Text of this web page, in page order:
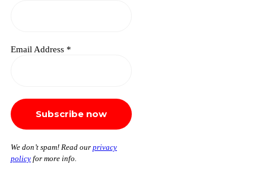
Email Address *
We don’t spam! Read our privacy
policy for more info.